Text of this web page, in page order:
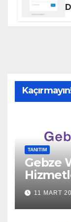
TANITIM
Gebze
11 MART